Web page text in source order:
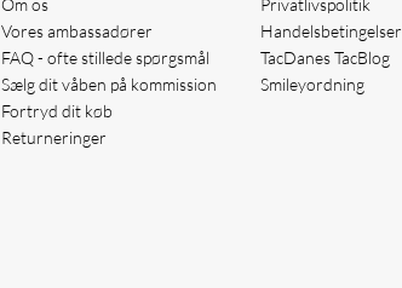
Om os
Vores ambassadører
FAQ - ofte stillede spørgsmål
Sælg dit våben på kommission
Fortryd dit køb
Returneringer
Privatlivspolitik
Handelsbetingelser
TacDanes TacBlog
Smileyordning